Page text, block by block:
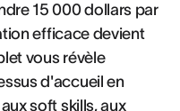
15 000 dollars par
efficace devient
vous révèle
d'accueil en
soft skills, aux